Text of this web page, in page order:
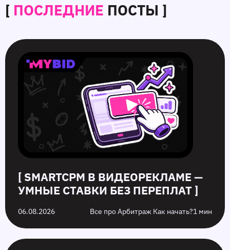
[ ПОСЛЕДНИЕ ПОСТЫ ]
SmartCPM
в
видеорекламе
умные
ставки
CTR
в
push-
рекламе:
повысить
кликабельность
Белые
и
серые
офферы:
разница
рекламы
10
ошибок
push‑рекламы
2026
которых
избежать
[ SMARTCPM В ВИДЕОРЕКЛАМЕ —
УМНЫЕ СТАВКИ БЕЗ ПЕРЕПЛАТ ]
06.08.2026 Все про Арбитраж Как начать?1 мин